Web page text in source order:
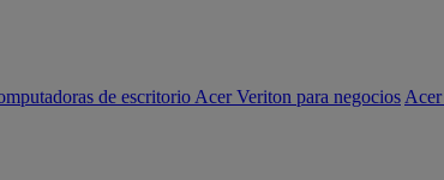
de escritorio Acer Veriton para negocios